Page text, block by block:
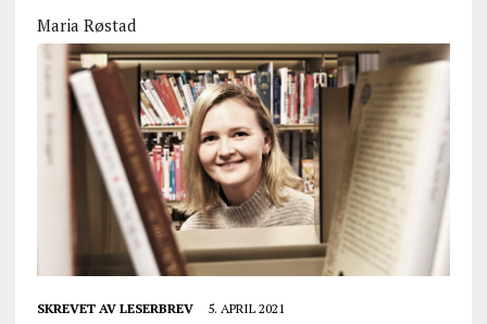
Maria Røstad
SKREVET AV LESERBREV 5. APRIL 2021